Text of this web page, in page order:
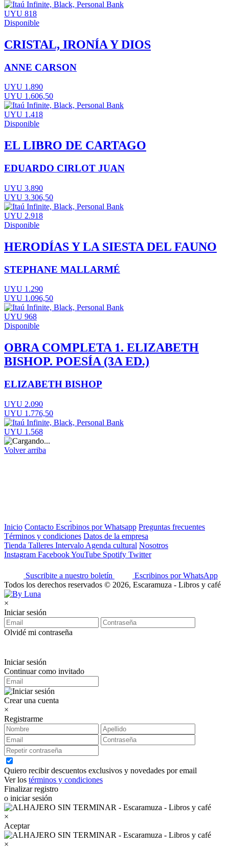
UYU 818
Disponible
CRISTAL, IRONÍA Y DIOS
ANNE CARSON
UYU 1.890
UYU 1.606,50
UYU 1.418
Disponible
EL LIBRO DE CARTAGO
EDUARDO CIRLOT JUAN
UYU 3.890
UYU 3.306,50
UYU 2.918
Disponible
HERODÍAS Y LA SIESTA DEL FAUNO
STEPHANE MALLARMÉ
UYU 1.290
UYU 1.096,50
UYU 968
Disponible
OBRA COMPLETA 1. ELIZABETH
BISHOP. POESÍA (3A ED.)
ELIZABETH BISHOP
UYU 2.090
UYU 1.776,50
UYU 1.568
Volver arriba
Inicio Contacto Escribinos por Whatsapp Preguntas frecuentes
Términos y condiciones Datos de la empresa
Tienda Talleres Intervalo Agenda cultural Nosotros
Instagram FacebookYouTube Spotify Twitter
Suscribite a nuestro boletín
Escribinos por WhatsApp
Todos los derechos reservados © 2026, Escaramuza - Libros y café
×
Iniciar sesión
Olvidé mi contraseña
Iniciar sesión
Continuar como invitado
Crear una cuenta
×
Registrarme
Quiero recibir descuentos exclusivos y novedades por email
Ver los términos y condiciones
Finalizar registro
o iniciar sesión
×
Aceptar
×